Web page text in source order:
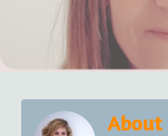
Laura
espai de
Laura Cano | Psicóloga
About